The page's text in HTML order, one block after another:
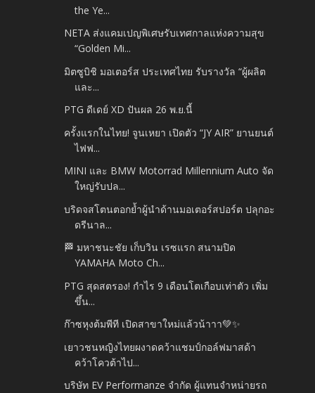
the Ye...
NETA ส่งแคมเปญพิเศษรับเทศกาลแห่งความสุข
“Golden Mi...
มิตซูบิชิ มอเตอร์ส ประเทศไทย รับรางวัล “ผู้ผลิต
และ...
PTG ดีเดย์ XD ปันผล 26 พ.ย.นี้
ครั้งแรกในไทย! จูนเหยา เปิดตัว “JY AIR” ยานยนต์
ไฟฟ...
MINI และ BMW Motorrad Millennium Auto จัด
ใหญ่รับปล...
บริดจสโตนตอกย้ำผู้นำด้านมอเตอร์สปอร์ต ปลุกอะ
ดรีนาล...
🏁 มหาชนะชัย เก็บวิน เรซแรก สนามปิด
YAMAHA Moto Ch...
PTG สุดสตรอง! กำไร 9 เดือนโตเกือบเท่าตัว เพิ่ม
ขึ้น...
ก๊าซหุงต้มพีที เปิดสาขาใหม่แล้วน้าาา💚✨
เยาวชนหญิงไทยผงาดคว้าแชมป์กอล์ฟมาสด้า
คว้าโควต้าไป...
บริษัท EV Performanze จำกัด ผู้แทนจำหน่ายรถ